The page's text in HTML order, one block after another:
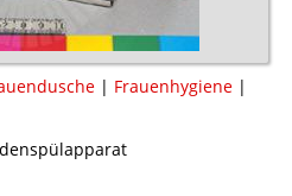
| Frauenhygiene |